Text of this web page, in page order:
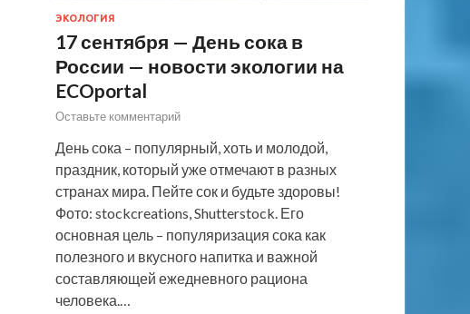
ЭКОЛОГИЯ
17 сентября — День сока в
России — новости экологии на
ECOportal
Оставьте комментарий
День сока – популярный, хоть и молодой,
праздник, который уже отмечают в разных
странах мира. Пейте сок и будьте здоровы!
Фото: stockcreations, Shutterstock. Его
основная цель – популяризация сока как
полезного и вкусного напитка и важной
составляющей ежедневного рациона
человека.…